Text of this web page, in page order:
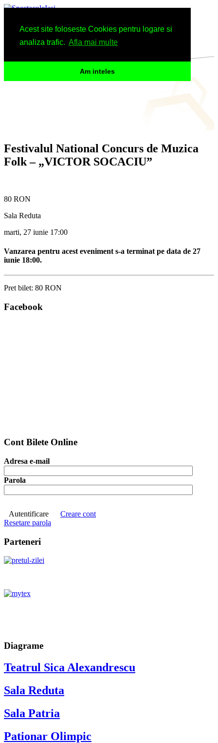
Acest site foloseste Cookies pentru logare si
analiza trafic. Afla mai multe
Am inteles
Spectacole
Arhiva
Informatii
Festivalul National Concurs de Muzica
Folk – „VICTOR SOCACIU”
80 RON
Sala Reduta
marti, 27 iunie 17:00
Vanzarea pentru acest eveniment s-a terminat pe data de 27
iunie 18:00.
Pret bilet: 80 RON
Facebook
Cont Bilete Online
Adresa e-mail
Parola
Autentificare
Creare cont
Resetare parola
Parteneri
Diagrame
Teatrul Sica Alexandrescu
Sala Reduta
Sala Patria
Pationar Olimpic